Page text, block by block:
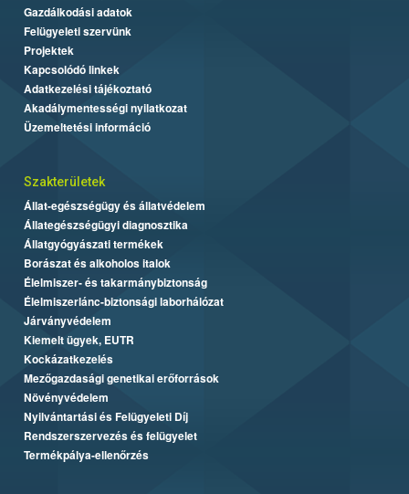
Gazdálkodási adatok
Felügyeleti szervünk
Projektek
Kapcsolódó linkek
Adatkezelési tájékoztató
Akadálymentességi nyilatkozat
Üzemeltetési információ
Szakterületek
Állat-egészségügy és állatvédelem
Állategészségügyi diagnosztika
Állatgyógyászati termékek
Borászat és alkoholos italok
Élelmiszer- és takarmánybiztonság
Élelmiszerlánc-biztonsági laborhálózat
Járványvédelem
Kiemelt ügyek, EUTR
Kockázatkezelés
Mezőgazdasági genetikai erőforrások
Növényvédelem
Nyilvántartási és Felügyeleti Díj
Rendszerszervezés és felügyelet
Termékpálya-ellenőrzés